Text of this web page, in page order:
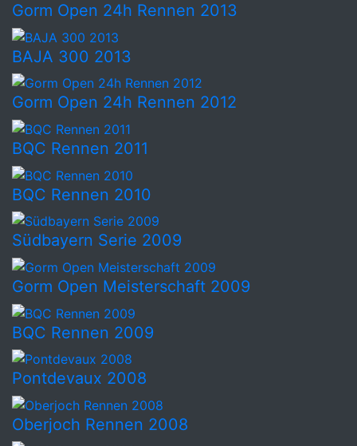
Gorm Open 24h Rennen 2013
BAJA 300 2013
Gorm Open 24h Rennen 2012
BQC Rennen 2011
BQC Rennen 2010
Südbayern Serie 2009
Gorm Open Meisterschaft 2009
BQC Rennen 2009
Pontdevaux 2008
Oberjoch Rennen 2008